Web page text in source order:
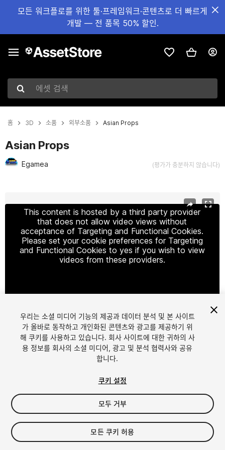
모든 워크플로를 위한 툴·프레임워크·콘텐츠로 더 빠르게
개발 — 전 품목 50% 할인.
에셋 검색
홈 3D 소품 외부소품 Asian Props
Asian Props
Egamea (평가가 충분하지 않습니다)
This content is hosted by a third party provider
that does not allow video views without
acceptance of Targeting and Functional Cookies.
Please set your cookie preferences for Targeting
and Functional Cookies to yes if you wish to view
videos from these providers.
1/24
$40
세금/부가세는 결제 시 반영됩니다.
우리는 소셜 미디어 기능의 제공과 데이터 분석 및 본 사이트
가 올바로 동작하고 개인화된 콘텐츠와 광고를 제공하기 위
해 쿠키를 사용하고 있습니다. 회사 사이트에 대한 귀하의 사
용 정보를 회사의 소셜 미디어, 광고 및 분석 협력사와 공유
합니다.
쿠키 설정
모두 거부
모든 쿠키 허용